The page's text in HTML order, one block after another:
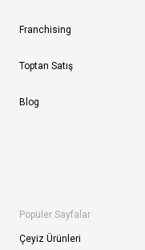
Franchising
Toptan Satış
Blog
Popüler Sayfalar
Çeyiz Ürünleri